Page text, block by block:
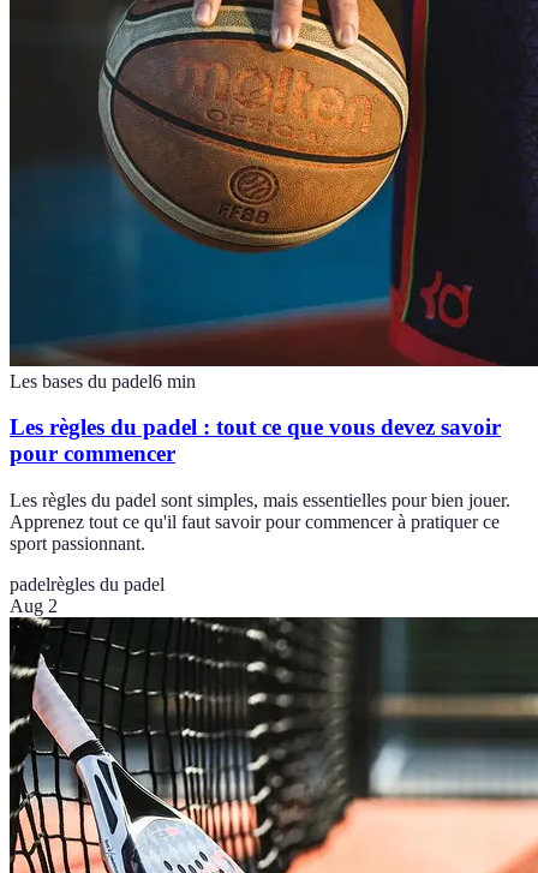
Les bases du padel6 min
Les règles du padel : tout ce que vous devez savoir
pour commencer
Les règles du padel sont simples, mais essentielles pour bien jouer.
Apprenez tout ce qu'il faut savoir pour commencer à pratiquer ce
sport passionnant.
padelrègles du padel
Aug 2